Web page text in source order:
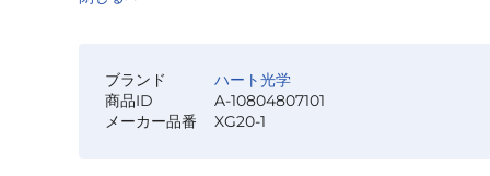
ブランド
ハート光学
商品ID
A-10804807101
メーカー品番
XG20-1